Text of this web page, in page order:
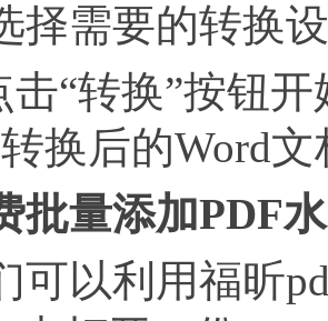
择需要的转换
转换”按钮开
换后的Word文
批量添加PDF
利用福昕